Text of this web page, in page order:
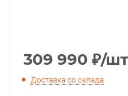
309 990 ₽/шт
Доставка со склада